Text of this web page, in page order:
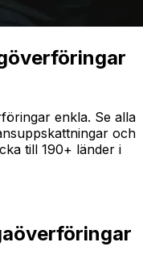
enkla. Se alla
och
till 190+ länder i